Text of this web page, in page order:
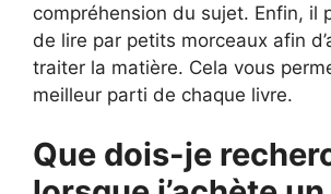
compréhension du sujet. Enfin, il
de lire par petits morceaux afin
traiter la matière. Cela vous
meilleur parti de chaque livre.
Que dois-je